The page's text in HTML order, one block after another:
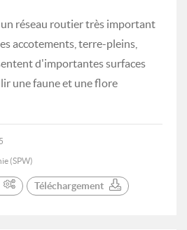
réseau routier très important
accotements, terre-pleins,
d'importantes surfaces
une faune et une flore
(SPW)
Téléchargement